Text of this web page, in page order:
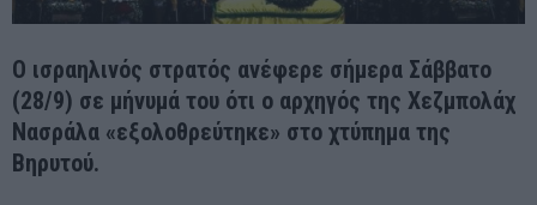
Ο ισραηλινός στρατός ανέφερε σήμερα Σάββατο
(28/9) σε μήνυμά του ότι ο αρχηγός της Χεζμπολάχ
Νασράλα «εξολοθρεύτηκε» στο χτύπημα της
Βηρυτού.